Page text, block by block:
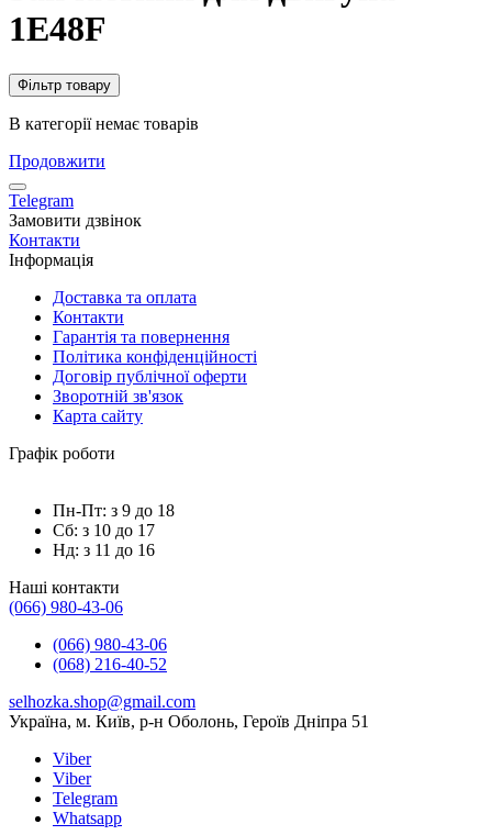
1Е48F
Фільтр товару
В категорії немає товарів
Продовжити
Telegram
Замовити дзвінок
Контакти
Інформація
Доставка та оплата
Контакти
Гарантія та повернення
Політика конфіденційності
Договір публічної оферти
Зворотній зв'язок
Карта сайту
Графік роботи
Пн-Пт: з 9 до 18
Сб: з 10 до 17
Нд: з 11 до 16
Наші контакти
(066) 980-43-06
(066) 980-43-06
(068) 216-40-52
selhozka.shop@gmail.com
Українa, м. Київ, р-н Оболонь, Героїв Дніпра 51
Viber
Viber
Telegram
Whatsapp